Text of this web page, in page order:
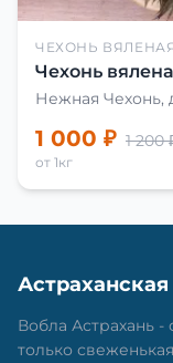
ЧЕХОНЬ
Чехонь
Нежная Чехонь,
1 000 ₽ 1 200
от 1кг
Вобла Астрахань
только